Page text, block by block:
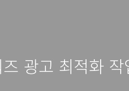
광고 최적화